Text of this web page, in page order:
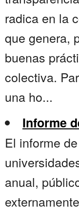
radica en la
que genera,
buenas
colectiva.
una ho...
Informe
El informe
anual,